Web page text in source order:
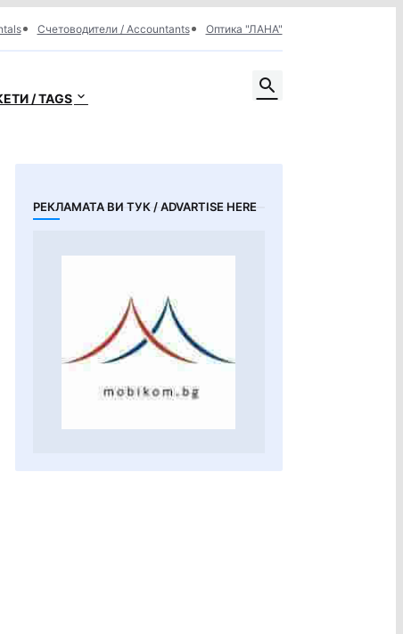
Счетоводители / Accountants Оптика "ЛАНА"
/ TAGS
РЕКЛАМАТА ВИ ТУК / ADVARTISE HERE